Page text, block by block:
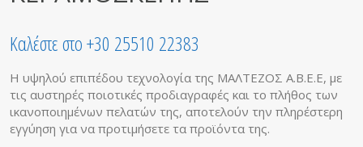
Καλέστε στο +30 25510 22383
Η υψηλού επιπέδου τεχνολογία της ΜΑΛΤΕΖΟΣ Α.Β.Ε.Ε, με
τις αυστηρές ποιοτικές προδιαγραφές και το πλήθος των
ικανοποιημένων πελατών της, αποτελούν την πληρέστερη
εγγύηση για να προτιμήσετε τα προϊόντα της.